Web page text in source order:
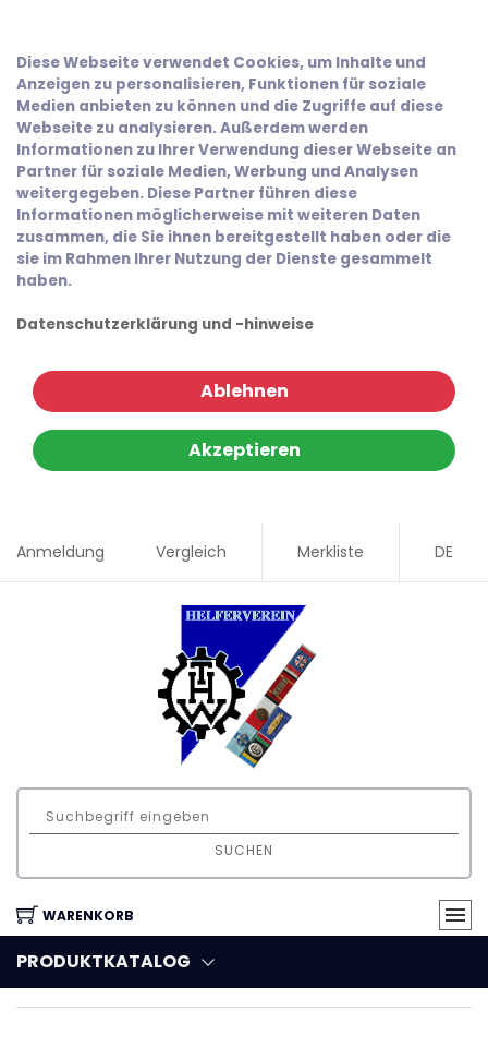
Diese Webseite verwendet Cookies, um Inhalte und
Anzeigen zu personalisieren, Funktionen für soziale
Medien anbieten zu können und die Zugriffe auf diese
Webseite zu analysieren. Außerdem werden
Informationen zu Ihrer Verwendung dieser Webseite an
Partner für soziale Medien, Werbung und Analysen
weitergegeben. Diese Partner führen diese
Informationen möglicherweise mit weiteren Daten
zusammen, die Sie ihnen bereitgestellt haben oder die
sie im Rahmen Ihrer Nutzung der Dienste gesammelt
haben.
Datenschutzerklärung und -hinweise
Ablehnen
Akzeptieren
Anmeldung Vergleich Merkliste DE
SUCHEN
WARENKORB
PRODUKTKATALOG